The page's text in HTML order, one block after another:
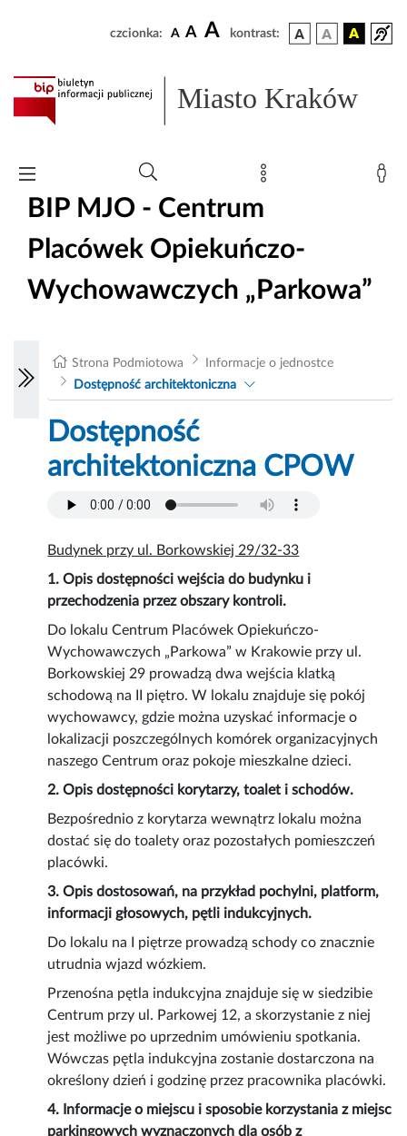
czcionka: A A A kontrast:
Miasto Kraków
BIP MJO - Centrum
Placówek Opiekuńczo-
Wychowawczych „Parkowa”
Strona Podmiotowa
Informacje o jednostce
Dostępność architektoniczna
Dostępność
architektoniczna CPOW
Budynek przy ul. Borkowskiej 29/32-33
1. Opis dostępności wejścia do budynku i
przechodzenia przez obszary kontroli.
Do lokalu Centrum Placówek Opiekuńczo-
Wychowawczych „Parkowa” w Krakowie przy ul.
Borkowskiej 29 prowadzą dwa wejścia klatką
schodową na II piętro. W lokalu znajduje się pokój
wychowawcy, gdzie można uzyskać informacje o
lokalizacji poszczególnych komórek organizacyjnych
naszego Centrum oraz pokoje mieszkalne dzieci.
2. Opis dostępności korytarzy, toalet i schodów.
Bezpośrednio z korytarza wewnątrz lokalu można
dostać się do toalety oraz pozostałych pomieszczeń
placówki.
3. Opis dostosowań, na przykład pochylni, platform,
informacji głosowych, pętli indukcyjnych.
Do lokalu na I piętrze prowadzą schody co znacznie
utrudnia wjazd wózkiem.
Przenośna pętla indukcyjna znajduje się w siedzibie
Centrum przy ul. Parkowej 12, a skorzystanie z niej
jest możliwe po uprzednim umówieniu spotkania.
Wówczas pętla indukcyjna zostanie dostarczona na
określony dzień i godzinę przez pracownika placówki.
4. Informacje o miejscu i sposobie korzystania z miejsc
parkingowych wyznaczonych dla osób z